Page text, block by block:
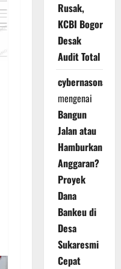
Rusak,
KCBI Bogor
Desak
Audit Total
cybernasonal
mengenai
Bangun
Jalan atau
Hamburkan
Anggaran?
Proyek
Dana
Bankeu di
Desa
Sukaresmi
Cepat